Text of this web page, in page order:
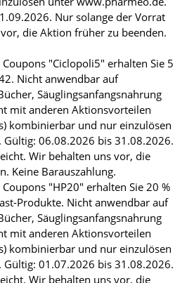
Nur solange der Vorrat
die Aktion früher zu beenden.
"Ciclopoli5" erhalten Sie 5
Nicht anwendbar auf
Säuglingsanfangsnahrung
mit anderen Aktionsvorteilen
kombinierbar und nur einzulösen
06.08.2026 bis 31.08.2026.
Wir behalten uns vor, die
Keine Barauszahlung.
"HP20" erhalten Sie 20 %
Produkte. Nicht anwendbar auf
Säuglingsanfangsnahrung
mit anderen Aktionsvorteilen
kombinierbar und nur einzulösen
01.07.2026 bis 31.08.2026.
Wir behalten uns vor, die